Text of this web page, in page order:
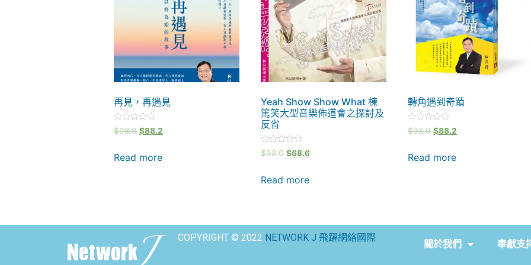
再見，再遇見
Rated
0
5
$98.0 $88.2
Read more
Yeah Show Show What 棟
篤笑大型音樂佈道會之探討及
反省
Rated
0
5
$98.0 $68.6
Read more
轉角遇到奇蹟
Rated
0
5
$98.0 $88.2
Read more
COPYRIGHT © 2022 NETWORK J 飛躍網絡國際
關於我們 奉獻支